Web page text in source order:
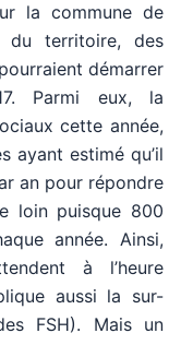
la commune de
du territoire, des
démarrer
Parmi eux, la
cette année,
ayant estimé qu’il
an pour répondre
loin puisque 800
année. Ainsi,
à l’heure
aussi la sur-
FSH). Mais un